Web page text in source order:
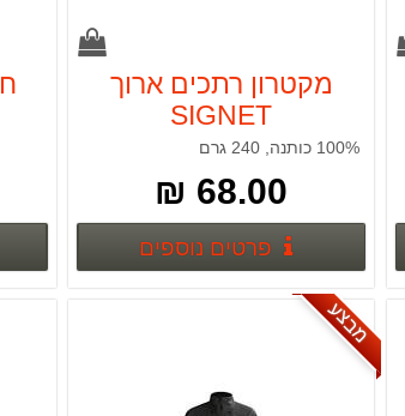
מקטרון רתכים ארוך
SIGNET
100% כותנה, 240 גרם
68.00 ₪
פרטים נוספים
מבצע